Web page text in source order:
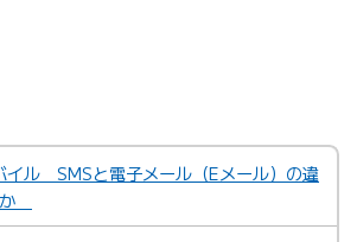
イル SMSと電子メール（Eメール）の違